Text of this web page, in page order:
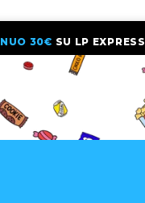
NUO 30€ SU LP EXPRESS